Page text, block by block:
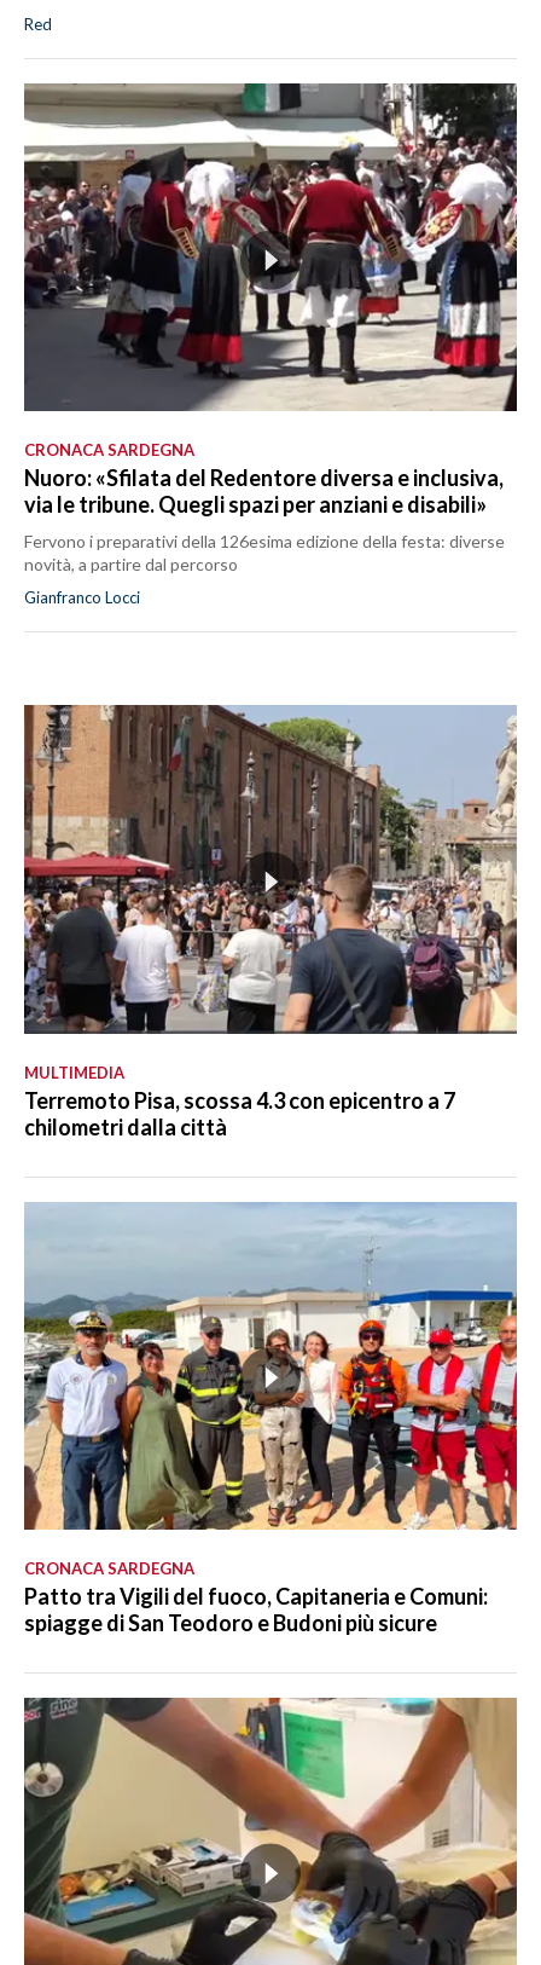
Red
CRONACA SARDEGNA
Nuoro: «Sfilata del Redentore diversa e inclusiva,
via le tribune. Quegli spazi per anziani e disabili»
Fervono i preparativi della 126esima edizione della festa: diverse
novità, a partire dal percorso
Gianfranco Locci
MULTIMEDIA
Terremoto Pisa, scossa 4.3 con epicentro a 7
chilometri dalla città
CRONACA SARDEGNA
Patto tra Vigili del fuoco, Capitaneria e Comuni:
spiagge di San Teodoro e Budoni più sicure